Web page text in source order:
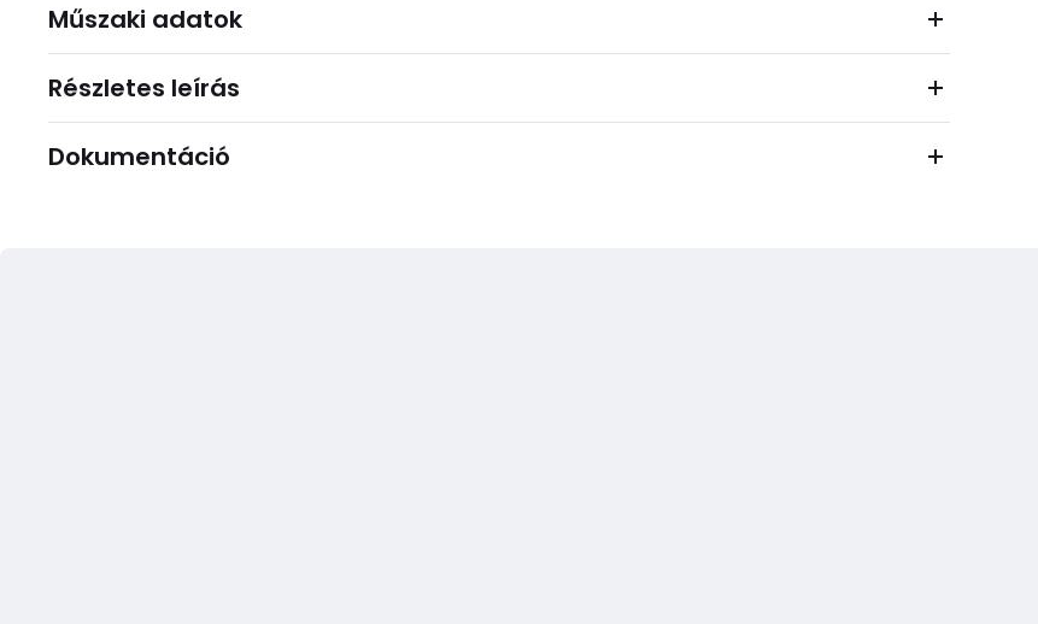
Műszaki adatok
Részletes leírás
Dokumentáció